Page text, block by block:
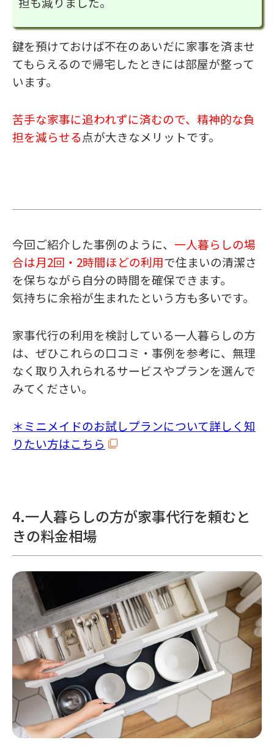
鍵を預けておけば不在のあいだに家事を済ませ
てもらえるので帰宅したときには部屋が整って
います。
苦手な家事に追われずに済むので、精神的な負
担を減らせる点が大きなメリットです。
今回ご紹介した事例のように、 一人暮らしの場
合は月2回・2時間ほどの利用で住まいの清潔さ
を保ちながら自分の時間を確保できます。
気持ちに余裕が生まれたという方も多いです。
家事代行の利用を検討している一人暮らしの方
は、ぜひこれらの口コミ・事例を参考に、無理
なく取り入れられるサービスやプランを選んで
みてください。
＊ミニメイドのお試しプランについて詳しく知
りたい方はこちら
4.一人暮らしの方が家事代行を頼むと
きの料金相場